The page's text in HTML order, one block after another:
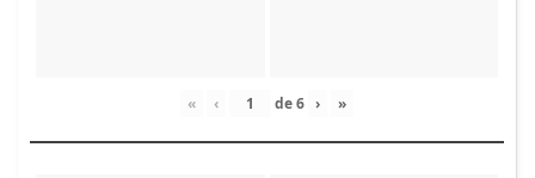
« ‹ de6 › »